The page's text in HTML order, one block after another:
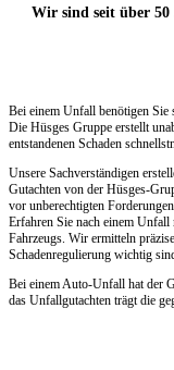
Wir sind seit über
Bei einem Unfall benötigen Sie
Die Hüsges Gruppe erstellt
entstandenen Schaden
Unsere Sachverständigen
Gutachten von der Hüsges-
vor unberechtigten
Erfahren Sie nach einem
Fahrzeugs. Wir ermitteln
Schadenregulierung wichtig
Bei einem Auto-Unfall hat der
das Unfallgutachten trägt die